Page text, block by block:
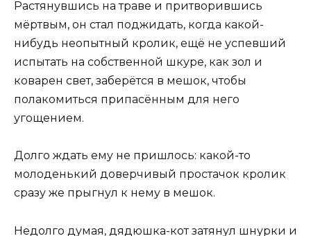
Растянувшись на траве и притворившись
мёртвым, он стал поджидать, когда какой-
нибудь неопытный кролик, ещё не успевший
испытать на собственной шкуре, как зол и
коварен свет, заберётся в мешок, чтобы
полакомиться припасённым для него
угощением.
Долго ждать ему не пришлось: какой-то
молоденький доверчивый простачок кролик
сразу же прыгнул к нему в мешок.
Недолго думая, дядюшка-кот затянул шнурки и